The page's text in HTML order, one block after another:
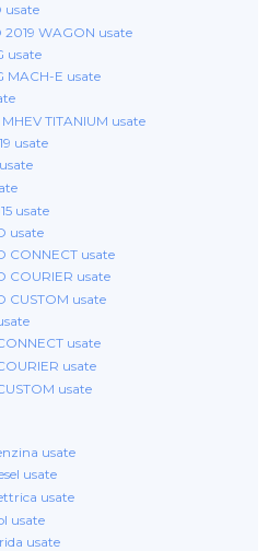
usate
WAGON usate
usate
MACH-E usate
TITANIUM usate
usate
usate
usate
CONNECT usate
COURIER usate
CUSTOM usate
usate
usate
usate
usate
usate
usate
usate
usate